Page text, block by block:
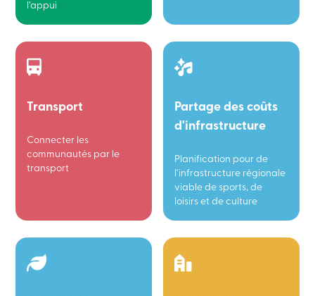
l’appui
Transport
Connecter les
communautés par le
transport
Partage des coûts
d'infrastructure
Planification pour de
l’infrastructure régionale
viable de sports, de
loisirs et de culture